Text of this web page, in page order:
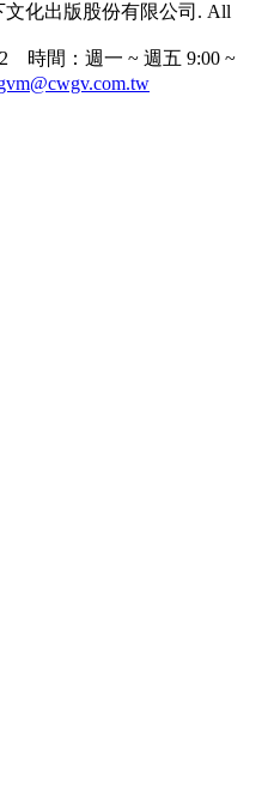
文化出版股份有限公司. All
時間：週一 ~ 週五 9:00 ~